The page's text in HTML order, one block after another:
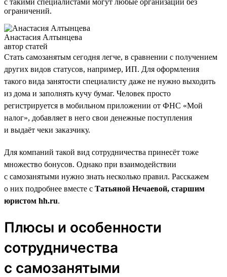
ограничений.
Анастасия Алтынцева
автор статей
Стать самозанятым сегодня легче, в сравнении с получением
других видов статусов, например, ИП. Для оформления
такого вида занятости специалисту даже не нужно выходить
из дома и заполнять кучу бумаг. Человек просто
регистрируется в мобильном приложении от ФНС «Мой
налог», добавляет в него свои денежные поступления
и выдаёт чеки заказчику.
Для компаний такой вид сотрудничества принесёт тоже
множество бонусов. Однако при взаимодействии
с самозанятыми нужно знать несколько правил. Расскажем
о них подробнее вместе с Татьяной Нечаевой, старшим
юристом hh.ru.
Плюсы и особенности
сотрудничества
с самозанятыми